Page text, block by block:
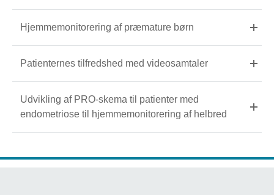
Hjemmemonitorering af præmature børn
Patienternes tilfredshed med videosamtaler
Udvikling af PRO-skema til patienter med
endometriose til hjemmemonitorering af helbred